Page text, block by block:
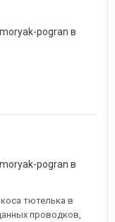
moryak-pogran в
moryak-pogran в
тютелька в
проводков,